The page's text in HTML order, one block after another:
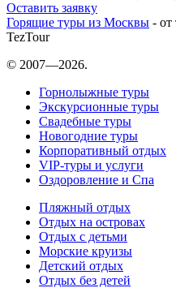
Оставить заявку
Горящие туры из Москвы - от
TezTour
© 2007—2026.
Горнолыжные туры
Экскурсионные туры
Свадебные туры
Новогодние туры
Корпоративный отдых
VIP-туры и услуги
Оздоровление и Спа
Пляжный отдых
Отдых на островах
Отдых с детьми
Морские круизы
Детский отдых
Отдых без детей